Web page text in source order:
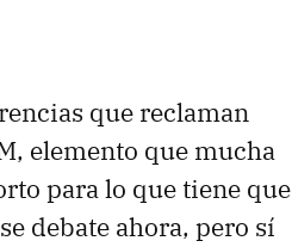
que reclaman
, elemento que mucha
para lo que tiene que
debate ahora, pero sí